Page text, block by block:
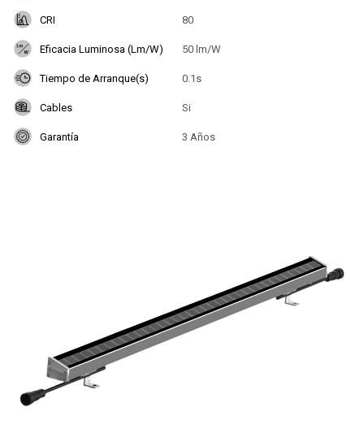
CRI 80
Eficacia Luminosa (Lm/W) 50 lm/W
Tiempo de Arranque(s) 0.1s
Cables Si
Garantía 3 Años